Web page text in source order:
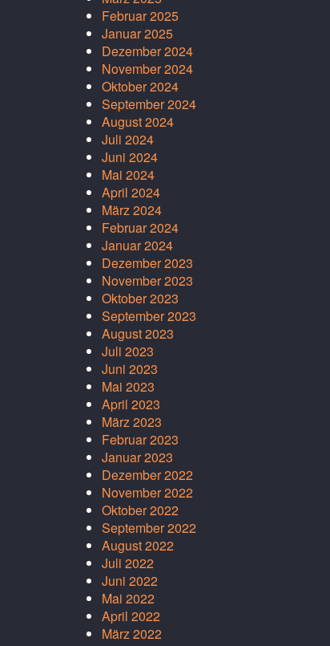
Februar 2025
Januar 2025
Dezember 2024
November 2024
Oktober 2024
September 2024
August 2024
Juli 2024
Juni 2024
Mai 2024
April 2024
März 2024
Februar 2024
Januar 2024
Dezember 2023
November 2023
Oktober 2023
September 2023
August 2023
Juli 2023
Juni 2023
Mai 2023
April 2023
März 2023
Februar 2023
Januar 2023
Dezember 2022
November 2022
Oktober 2022
September 2022
August 2022
Juli 2022
Juni 2022
Mai 2022
April 2022
März 2022